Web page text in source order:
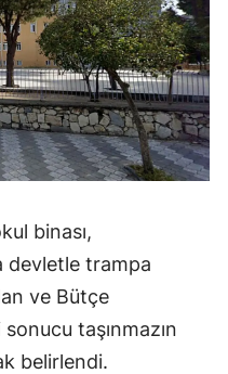
binası,
devletle trampa
ve Bütçe
taşınmazın
belirlendi.